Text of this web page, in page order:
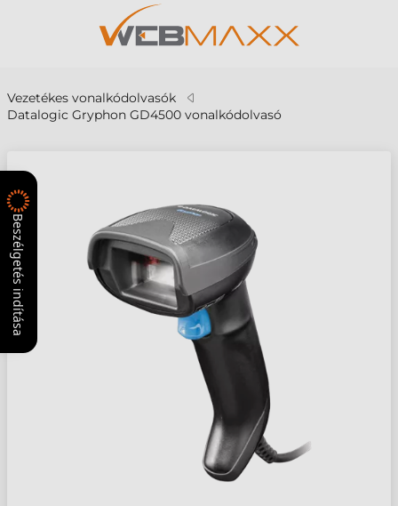
Vezetékes vonalkódolvasók
Datalogic Gryphon GD4500 vonalkódolvasó
Beszélgetés indítása